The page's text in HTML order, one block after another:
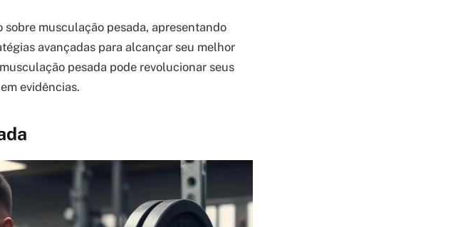
musculação pesada, apresentando
avançadas para alcançar seu melhor
pesada pode revolucionar seus
evidências.